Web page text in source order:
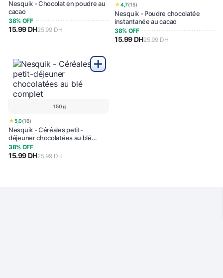
Nesquik - Chocolat en poudre au
cacao
38% OFF
15.99 DH25.99 DH
★4,7(15)
Nesquik - Poudre chocolatée
instantanée au cacao
38% OFF
15.99 DH25.99 DH
150 g
★5,0(16)
Nesquik - Céréales petit-
déjeuner chocolatées au blé
complet
38% OFF
15.99 DH25.99 DH